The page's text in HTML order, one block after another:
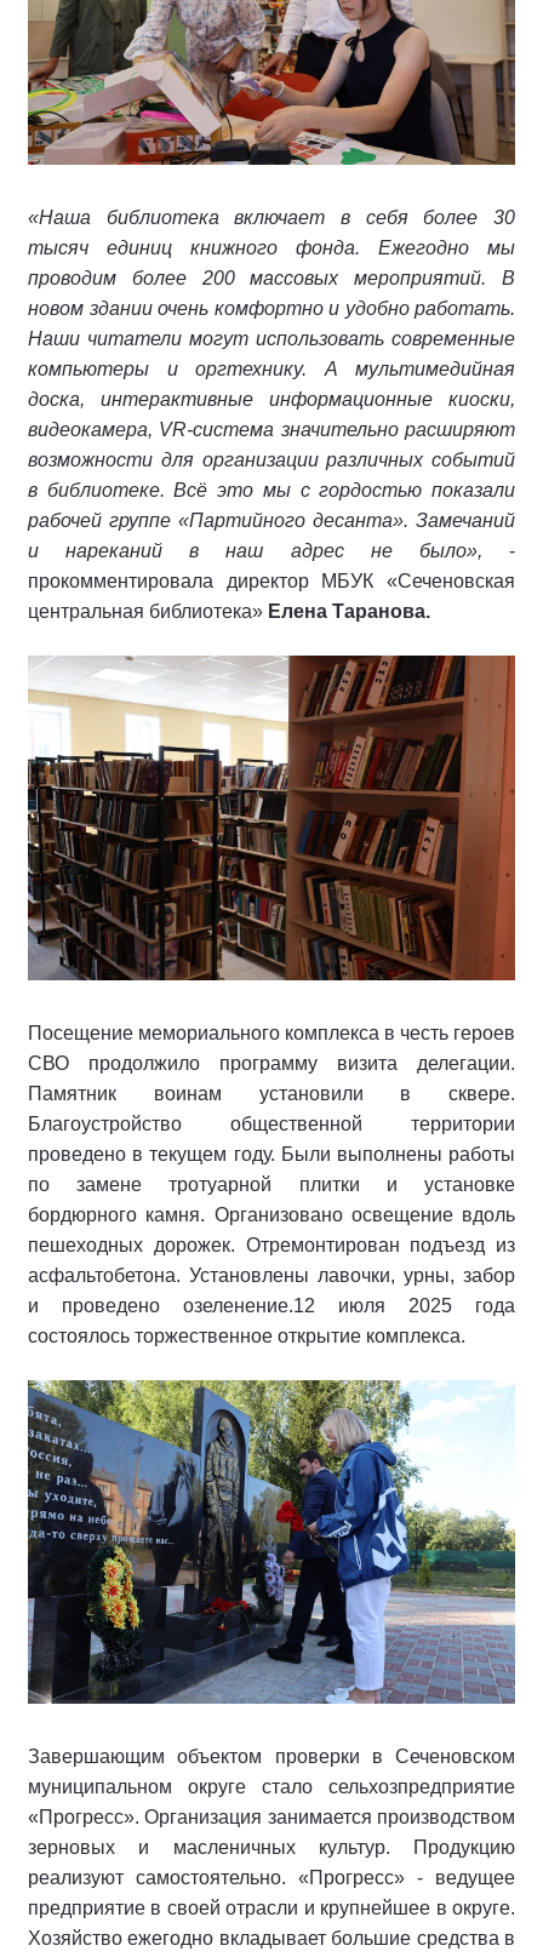
«Наша библиотека включает в себя более 30
тысяч единиц книжного фонда. Ежегодно мы
проводим более 200 массовых мероприятий. В
новом здании очень комфортно и удобно работать.
Наши читатели могут использовать современные
компьютеры и оргтехнику. А мультимедийная
доска, интерактивные информационные киоски,
видеокамера, VR-система значительно расширяют
возможности для организации различных событий
в библиотеке. Всё это мы с гордостью показали
рабочей группе «Партийного десанта». Замечаний
и нареканий в наш адрес не было», -
прокомментировала директор МБУК «Сеченовская
центральная библиотека» Елена Таранова.
Посещение мемориального комплекса в честь героев
СВО продолжило программу визита делегации.
Памятник воинам установили в сквере.
Благоустройство общественной территории
проведено в текущем году. Были выполнены работы
по замене тротуарной плитки и установке
бордюрного камня. Организовано освещение вдоль
пешеходных дорожек. Отремонтирован подъезд из
асфальтобетона. Установлены лавочки, урны, забор
и проведено озеленение.12 июля 2025 года
состоялось торжественное открытие комплекса.
Завершающим объектом проверки в Сеченовском
муниципальном округе стало сельхозпредприятие
«Прогресс». Организация занимается производством
зерновых и масленичных культур. Продукцию
реализуют самостоятельно. «Прогресс» - ведущее
предприятие в своей отрасли и крупнейшее в округе.
Хозяйство ежегодно вкладывает большие средства в